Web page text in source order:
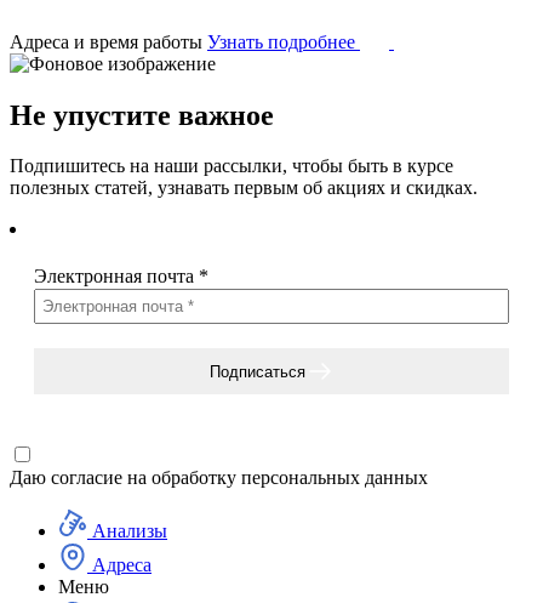
Адреса и время работы Узнать подробнее
Не упустите важное
Подпишитесь на наши рассылки, чтобы быть в курсе
полезных статей, узнавать первым об акциях и скидках.
Электронная почта *
Подписаться
Даю согласие на обработку персональных данных
Анализы
Адреса
Меню